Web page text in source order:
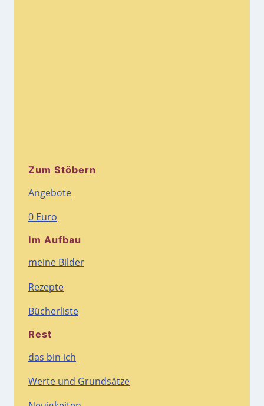
Zum Stöbern
Angebote
0 Euro
Im Aufbau
meine Bilder
Rezepte
Bücherliste
Rest
das bin ich
Werte und Grundsätze